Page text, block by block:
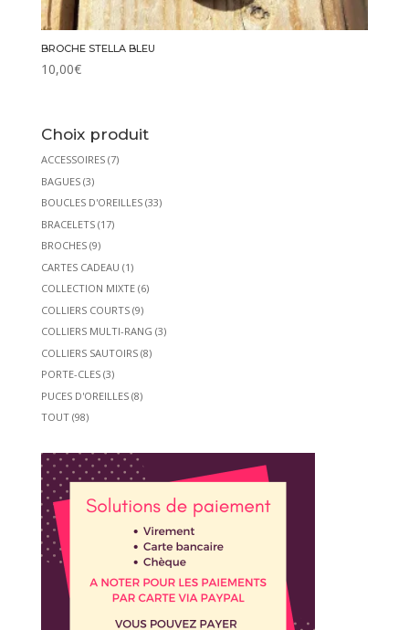
BROCHE STELLA BLEU
10,00€
Choix produit
ACCESSOIRES (7)
BAGUES (3)
BOUCLES D'OREILLES (33)
BRACELETS (17)
BROCHES (9)
CARTES CADEAU (1)
COLLECTION MIXTE (6)
COLLIERS COURTS (9)
COLLIERS MULTI-RANG (3)
COLLIERS SAUTOIRS (8)
PORTE-CLES (3)
PUCES D'OREILLES (8)
TOUT (98)